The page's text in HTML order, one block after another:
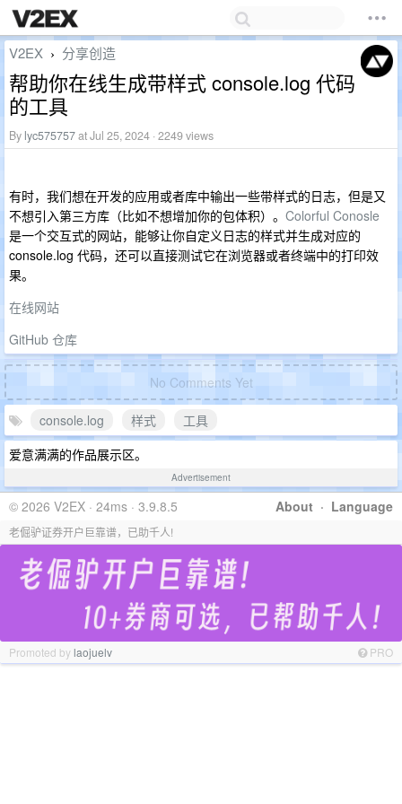
V2EX › 分享创造
帮助你在线生成带样式 console.log 代码
的工具
By lyc575757at Jul 25, 2024 · 2249 views
有时，我们想在开发的应用或者库中输出一些带样式的日志，但是又
不想引入第三方库（比如不想增加你的包体积）。 Colorful Conosle
是一个交互式的网站，能够让你自定义日志的样式并生成对应的
console.log 代码，还可以直接测试它在浏览器或者终端中的打印效
果。
在线网站
GitHub 仓库
No Comments Yet
console.log 样式
工具
爱意满满的作品展示区。
Advertisement
About · Language
© 2026 V2EX · 24ms · 3.9.8.5
老倔驴证券开户巨靠谱，已助千人!
Promoted bylaojuelv PRO